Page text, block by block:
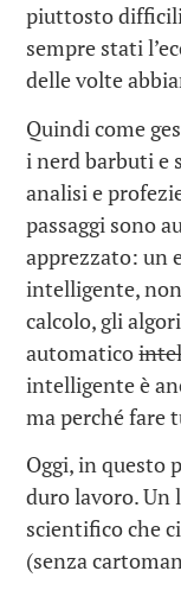
piuttosto difficili
sempre stati
delle volte
Quindi come
i nerd barbuti e
analisi e
passaggi sono
apprezzato: un
intelligente,
calcolo, gli
automatico
intelligente è
ma perché fare
Oggi, in questo
duro lavoro. Un
scientifico che
(senza